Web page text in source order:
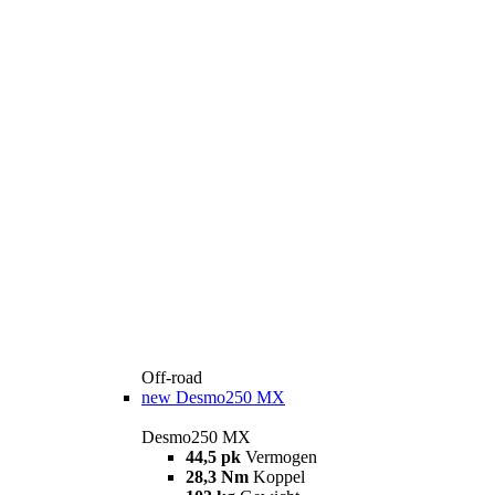
Off-road
new Desmo250 MX
Desmo250 MX
44,5 pk Vermogen
28,3 Nm Koppel